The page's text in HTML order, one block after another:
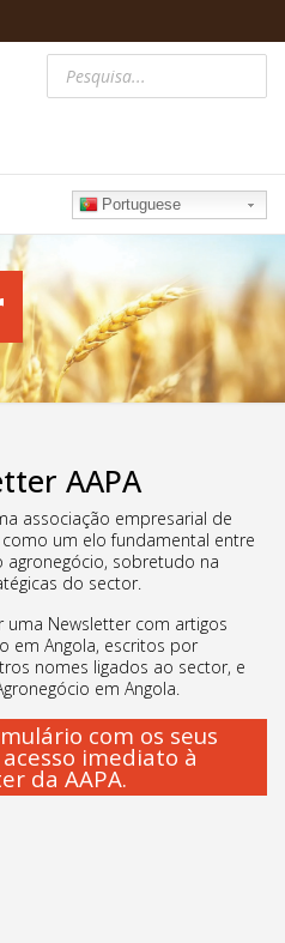
Portuguese
AAPA
associação empresarial de
um elo fundamental entre
agronegócio, sobretudo na
do sector.
uma Newsletter com artigos
em Angola, escritos por
nomes ligados ao sector, e
em Angola.
com os seus
imediato à
da AAPA.